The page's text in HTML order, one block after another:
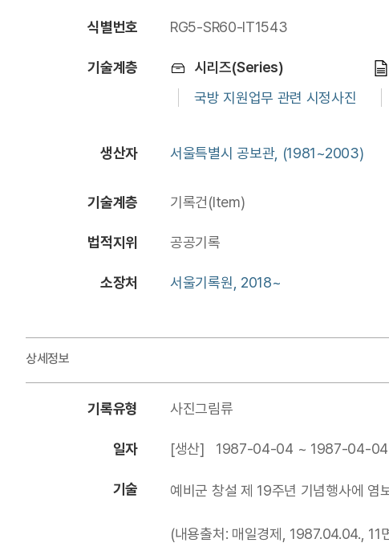
식별번호 RG5-SR60-IT1543
기술계층
시리즈(Series)
국방 지원업무 관련 시정사진
생산자 서울특별시 공보관, (1981~2003)
기술계층 기록건(Item)
법적지위 공공기록
소장처 서울기록원, 2018~
상세정보
기록유형 사진그림류
일자 [생산] 1987-04-04 ~ 1987-04-04
기술 예비군 창설 제 19주년 기념행사에 염
(내용출처: 매일경제, 1987.04.04., 11